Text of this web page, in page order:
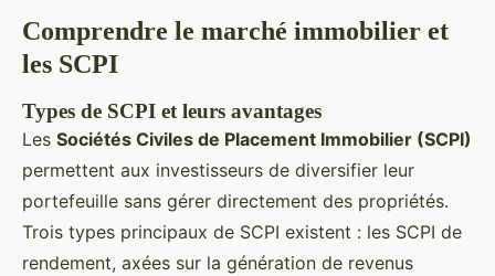
Comprendre le marché immobilier et
les SCPI
Types de SCPI et leurs avantages
Les Sociétés Civiles de Placement Immobilier (SCPI)
permettent aux investisseurs de diversifier leur
portefeuille sans gérer directement des propriétés.
Trois types principaux de SCPI existent : les SCPI de
rendement, axées sur la génération de revenus